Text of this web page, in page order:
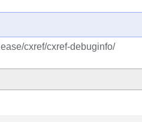
cxref/cxref-debuginfo/